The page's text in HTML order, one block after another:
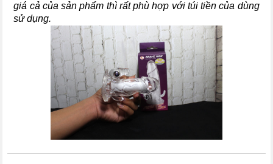
giá cả của sản phẩm thì rất phù hợp với túi tiền của dùng
sử dụng.